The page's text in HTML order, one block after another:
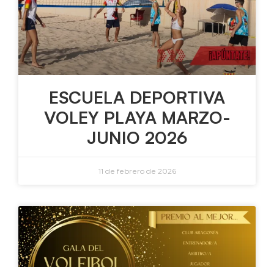
ESCUELA DEPORTIVA
VOLEY PLAYA MARZO-
JUNIO 2026
11 de febrero de 2026